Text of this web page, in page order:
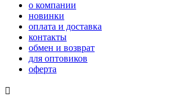
о компании
новинки
оплата и доставка
контакты
обмен и возврат
для оптовиков
оферта
